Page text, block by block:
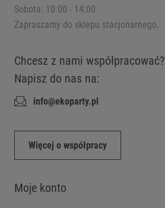
Sobota: 10:00 - 14:00
Zapraszamy do sklepu stacjonarnego.
Chcesz z nami współpracować?
Napisz do nas na:
info@ekoparty.pl
Więcej o współpracy
Moje konto